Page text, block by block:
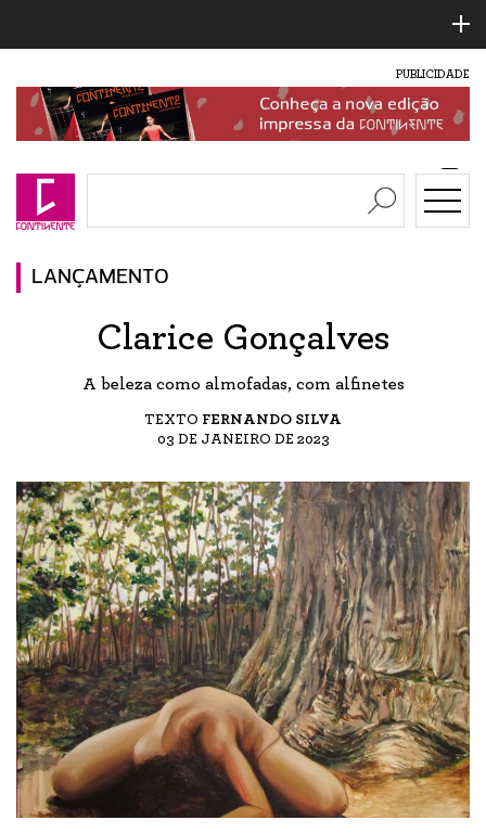
PUBLICIDADE
LANÇAMENTO
Clarice Gonçalves
A beleza como almofadas, com alfinetes
TEXTO FERNANDO SILVA
03 DE JANEIRO DE 2023